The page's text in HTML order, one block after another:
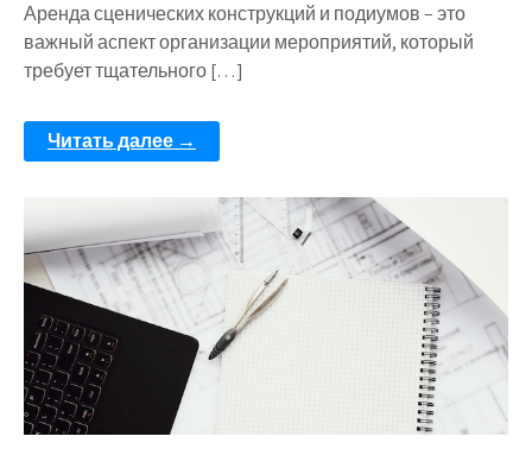
Аренда сценических конструкций и подиумов – это
важный аспект организации мероприятий, который
требует тщательного […]
Читать далее →